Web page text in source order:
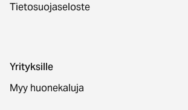
Tietosuojaseloste
Yrityksille
Myy huonekaluja